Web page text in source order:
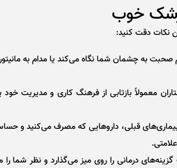
خوب
نکات دقت کنید:
به چشمان شما نگاه می‌کند یا مدام به
معمولاً بازتابی از فرهنگ کاری و مدیریت
قبلی، داروهایی که مصرف می‌کنید و
درمانی را روی میز می‌گذارد و نظر شما را